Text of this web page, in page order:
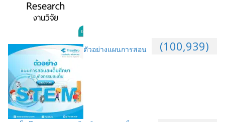
(100,939)
ตัวอย่างแผนการสอน